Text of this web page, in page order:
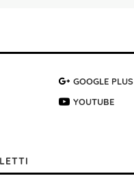
GOOGLE PLUS
YOUTUBE